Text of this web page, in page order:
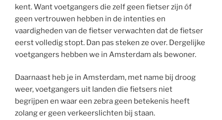
kent. Want voetgangers die zelf geen fietser zijn óf
geen vertrouwen hebben in de intenties en
vaardigheden van de fietser verwachten dat de fietser
eerst volledig stopt. Dan pas steken ze over. Dergelijke
voetgangers hebben we in Amsterdam als bewoner.
Daarnaast heb je in Amsterdam, met name bij droog
weer, voetgangers uit landen die fietsers niet
begrijpen en waar een zebra geen betekenis heeft
zolang er geen verkeerslichten bij staan.